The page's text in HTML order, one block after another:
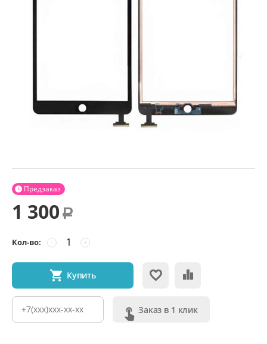
Предзаказ

1 300 Р
Кол-во: +
−
Купить
Заказ в 1 клик